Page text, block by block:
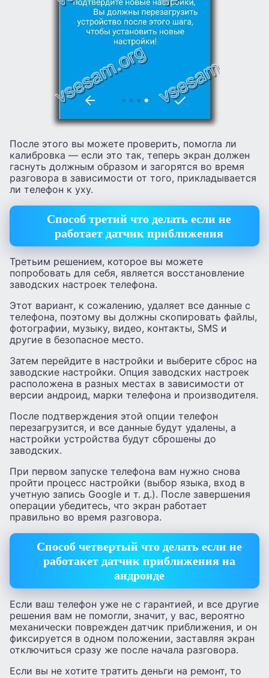
После этого вы можете проверить, помогла ли
калибровка — если это так, теперь экран должен
гаснуть должным образом и загорятся во время
разговора в зависимости от того, прикладывается
ли телефон к уху.
Способ третий что делать если не
работает датчик приближения
Третьим решением, которое вы можете
попробовать для себя, является восстановление
заводских настроек телефона.
Этот вариант, к сожалению, удаляет все данные с
телефона, поэтому вы должны скопировать файлы,
фотографии, музыку, видео, контакты, SMS и
другие в безопасное место.
Затем перейдите в настройки и выберите сброс на
заводские настройки. Опция заводских настроек
расположена в разных местах в зависимости от
версии андроид, марки телефона и производителя.
После подтверждения этой опции телефон
перезагрузится, и все данные будут удалены, а
настройки устройства будут сброшены до
заводских.
При первом запуске телефона вам нужно снова
пройти процесс настройки (выбор языка, вход в
учетную запись Google и т. д.). После завершения
операции убедитесь, что экран работает
правильно во время разговора.
Способ четвертый что делать если не
работакет датчик приближения на
андроиде
Если ваш телефон уже не с гарантией, и все другие
решения вам не помогли, значит, у вас, вероятно
механически поврежден датчик приближения, и он
фиксируется в одном положении, заставляя экран
отключиться сразу же после начала разговора.
Если вы не хотите тратить деньги на ремонт, то